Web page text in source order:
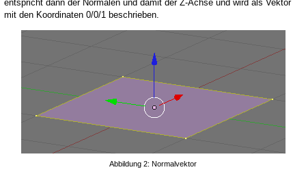
entspricht dann der Normalen und damit der Z-Achse und wird als Vektor
mit den Koordinaten 0/0/1 beschrieben.
Abbildung 2: Normalvektor